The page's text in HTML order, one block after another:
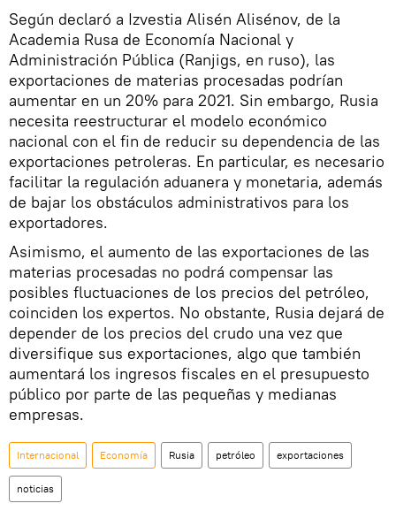
Según declaró a Izvestia Alisén Alisénov, de la
Academia Rusa de Economía Nacional y
Administración Pública (Ranjigs, en ruso), las
exportaciones de materias procesadas podrían
aumentar en un 20% para 2021. Sin embargo, Rusia
necesita reestructurar el modelo económico
nacional con el fin de reducir su dependencia de las
exportaciones petroleras. En particular, es necesario
facilitar la regulación aduanera y monetaria, además
de bajar los obstáculos administrativos para los
exportadores.
Asimismo, el aumento de las exportaciones de las
materias procesadas no podrá compensar las
posibles fluctuaciones de los precios del petróleo,
coinciden los expertos. No obstante, Rusia dejará de
depender de los precios del crudo una vez que
diversifique sus exportaciones, algo que también
aumentará los ingresos fiscales en el presupuesto
público por parte de las pequeñas y medianas
empresas.
Internacional Economía Rusia petróleo exportaciones
noticias